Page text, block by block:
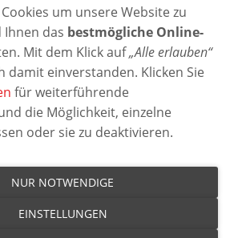
die notwendigenCookies
deaktiviert sind.
Cookie-Einstellungen
COOKIE ZULASSEN
Barrierefreiheit
um unsere Website zu
das bestmögliche Online-
Mit dem Klick auf„Alle erlauben“
damit einverstanden. Klicken Sie
für weiterführende
die Möglichkeit, einzelne
oder sie zu deaktivieren.
NUR NOTWENDIGE
EINSTELLUNGEN